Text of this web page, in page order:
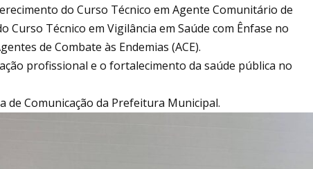
do Curso Técnico em Agente Comunitário de
Curso Técnico em Vigilância em Saúde com Ênfase no
de Combate às Endemias (ACE).
profissional e o fortalecimento da saúde pública no
Comunicação da Prefeitura Municipal.